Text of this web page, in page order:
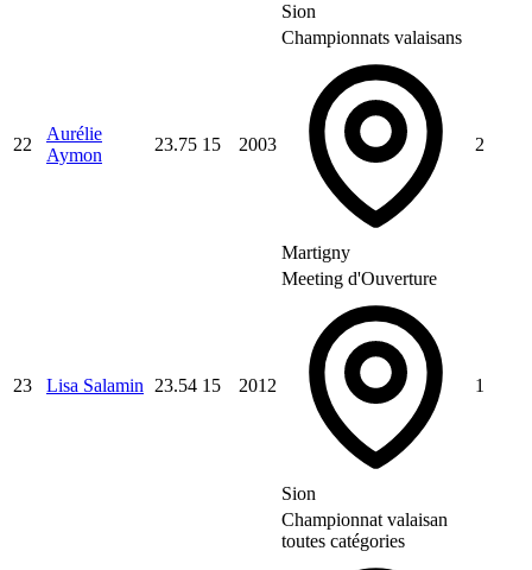
Sion
22
Aurélie
Aymon
23.75 15 2003
Championnats valaisans
Martigny
2
23 Lisa Salamin 23.54 15 2012
Meeting d'Ouverture
Sion
1
Championnat valaisan
toutes catégories